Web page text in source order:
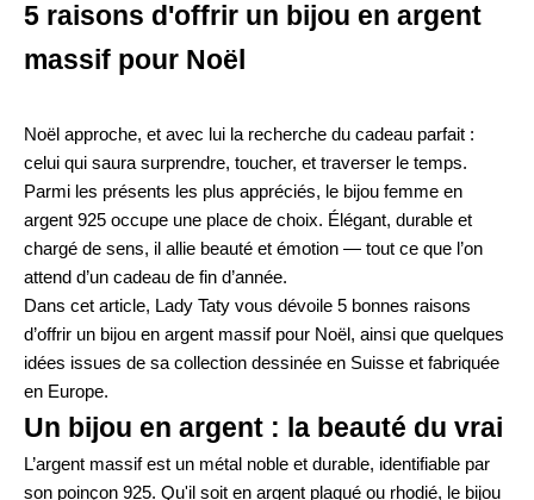
5 raisons d'offrir un bijou en argent
massif pour Noël
Noël approche, et avec lui la recherche du cadeau parfait :
celui qui saura surprendre, toucher, et traverser le temps.
Parmi les présents les plus appréciés, le bijou femme en
argent 925 occupe une place de choix. Élégant, durable et
chargé de sens, il allie beauté et émotion — tout ce que l’on
attend d’un cadeau de fin d’année.
Dans cet article, Lady Taty vous dévoile 5 bonnes raisons
d’offrir un bijou en argent massif pour Noël, ainsi que quelques
idées issues de sa collection dessinée en Suisse et fabriquée
en Europe.
Un bijou en argent : la beauté du vrai
L’argent massif est un métal noble et durable, identifiable par
son poinçon 925. Qu'il soit en argent plaqué ou rhodié, le bijou